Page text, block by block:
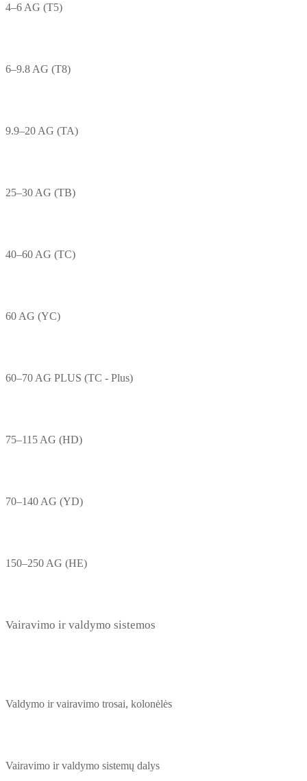
4–6 AG (T5)
6–9.8 AG (T8)
9.9–20 AG (TA)
25–30 AG (TB)
40–60 AG (TC)
60 AG (YC)
60–70 AG PLUS (TC - Plus)
75–115 AG (HD)
70–140 AG (YD)
150–250 AG (HE)
Vairavimo ir valdymo sistemos
Valdymo ir vairavimo trosai, kolonėlės
Vairavimo ir valdymo sistemų dalys